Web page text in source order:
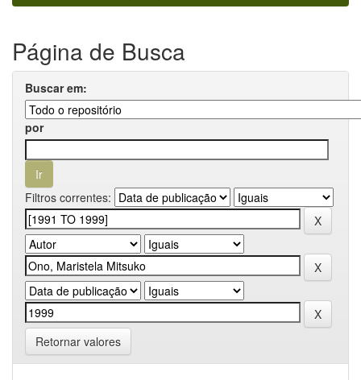
Página de Busca
Buscar em:
por
Filtros correntes:
Retornar valores